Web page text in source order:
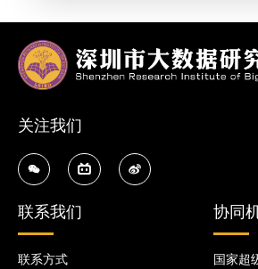
关注我们
联系我们
联系方式
协同
国家超